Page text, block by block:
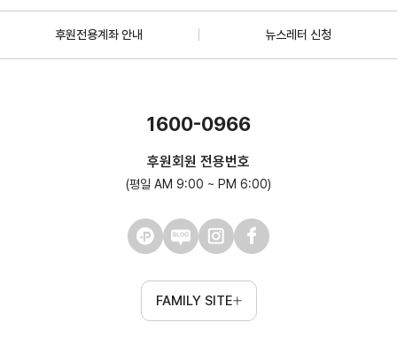
후원전용계좌 안내 뉴스레터 신청
1600-0966
후원회원 전용번호
(평일 AM 9:00 ~ PM 6:00)
FAMILY SITE